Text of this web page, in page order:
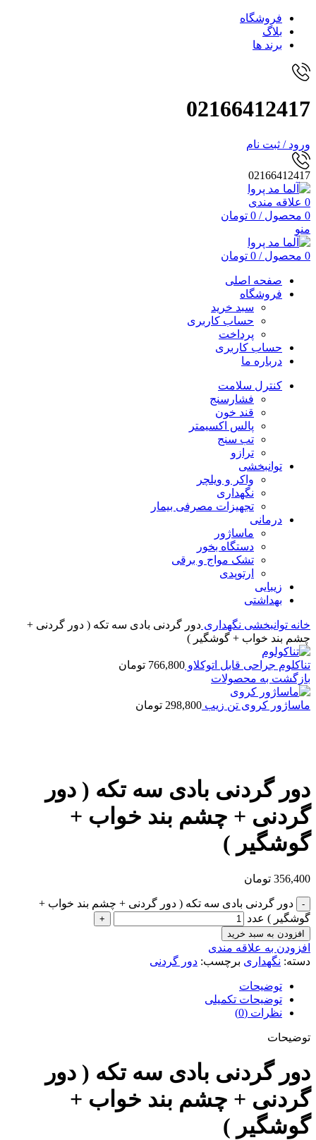
فروشگاه
بلاگ
برند ها
02166412417
ورود / ثبت نام
02166412417
0 علاقه مندی
0 محصول /
0 تومان
منو
0 محصول /
0 تومان
صفحه اصلی
فروشگاه
سبد خرید
حساب کاربری
پرداخت
حساب کاربری
درباره ما
کنترل سلامت
فشارسنج
قند خون
پالس اکسیمتر
تب سنج
ترازو
توانبخشی
واکر و ویلچر
نگهداری
تجهیزات مصرفی بیمار
درمانی
ماساژور
دستگاه بخور
تشک مواج و برقی
ارتوپدی
زیبایی
بهداشتی
خانه توانبخشی نگهداری دور گردنی بادی سه تکه ( دور گردنی +
چشم بند خواب + گوشگیر )
تناکلوم جراحی قابل اتوکلاو 766,800 تومان
بازگشت به محصولات
ماساژور کروی تن زیب 298,800 تومان
دور گردنی بادی سه تکه ( دور
گردنی + چشم بند خواب +
گوشگیر )
356,400 تومان
دور گردنی بادی سه تکه ( دور گردنی + چشم بند خواب +
گوشگیر ) عدد
افزودن به سبد خرید
افزودن به علاقه مندی
دسته: نگهداری برچسب: دور گردنی
توضیحات
توضیحات تکمیلی
نظرات (0)
توضیحات
دور گردنی بادی سه تکه ( دور
گردنی + چشم بند خواب +
گوشگیر )